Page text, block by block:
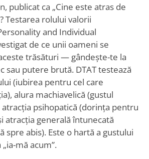
publicat ca „Cine este atras de
Testarea rolului valorii
and Individual
de ce unii oameni se
trăsături — gândește-te la
sau putere brută. DTAT testează
(iubirea pentru cel care
alura machiavelică (gustul
psihopatică (dorința pentru
atracția generală întunecată
spre abis). Este o hartă a gustului
mă acum”.